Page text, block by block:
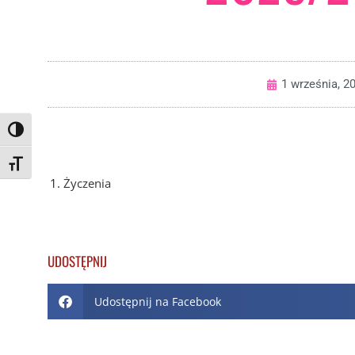
Toggle High Contrast
Toggle Font size
1 września,
Życzenia
UDOSTĘPNIJ
Udostępnij na Facebook